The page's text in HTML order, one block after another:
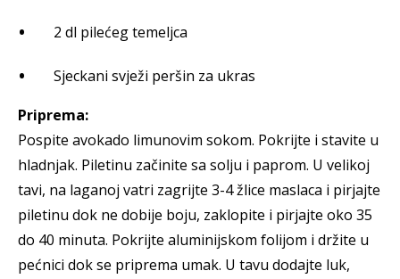
2 dl pilećeg temeljca
Sjeckani svježi peršin za ukras
Priprema:
Pospite avokado limunovim sokom. Pokrijte i stavite u
hladnjak. Piletinu začinite sa solju i paprom. U velikoj
tavi, na laganoj vatri zagrijte 3-4 žlice maslaca i pirjajte
piletinu dok ne dobije boju, zaklopite i pirjajte oko 35
do 40 minuta. Pokrijte aluminijskom folijom i držite u
pećnici dok se priprema umak. U tavu dodajte luk,